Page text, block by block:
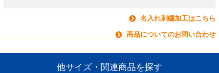
名入れ刺繍加工はこちら
商品についてのお問い合わせ
他サイズ・関連商品を探す